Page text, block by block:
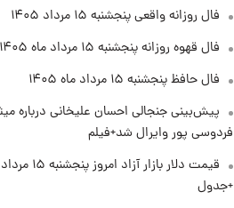
فال روزانه واقعی پنجشنبه ۱۵ مرداد ۱۴۰۵
فال قهوه روزانه پنجشنبه ۱۵ مرداد ماه ۱۴۰۵
فال حافظ پنجشنبه ۱۵ مرداد ماه ۱۴۰۵
پیش‌بینی جنجالی احسان علیخانی درباره
فردوسی پور وایرال شد+فیلم
+جدول